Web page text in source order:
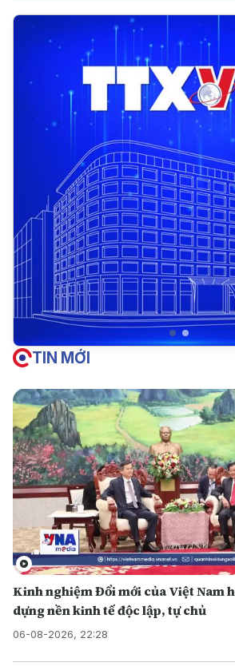
TIN MỚI
Kinh nghiệm Đổi mới của Việt Nam
dựng nền kinh tế độc lập, tự chủ
06-08-2026, 22:28